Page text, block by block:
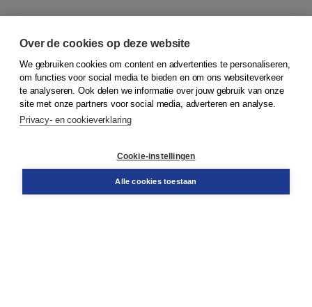
© 2026Koninklijke Boom uitgevers
Bestellen
Over de cookies op deze website
We gebruiken cookies om content en advertenties te personaliseren,
om functies voor social media te bieden en om ons websiteverkeer
te analyseren. Ook delen we informatie over jouw gebruik van onze
site met onze partners voor social media, adverteren en analyse.
Privacy- en cookieverklaring
Cookie-instellingen
Alle cookies toestaan